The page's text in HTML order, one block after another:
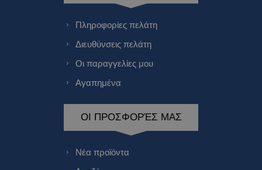
Πληροφορίες πελάτη
Διευθύνσεις πελάτη
Οι παραγγελίες μου
Αγαπημένα
ΟΙ ΠΡΟΣΦΟΡΈΣ ΜΑΣ
Νέα προϊόντα